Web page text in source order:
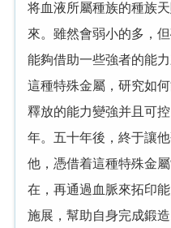
将血液所屬種族的種族
來。雖然會弱小的多，
能夠借助一些強者的能
這種特殊金屬，研究如
釋放的能力變強并且可
年。五十年後，終于讓
他，憑借着這種特殊金
在，再通過血脈來拓印
施展，幫助自身完成鍛